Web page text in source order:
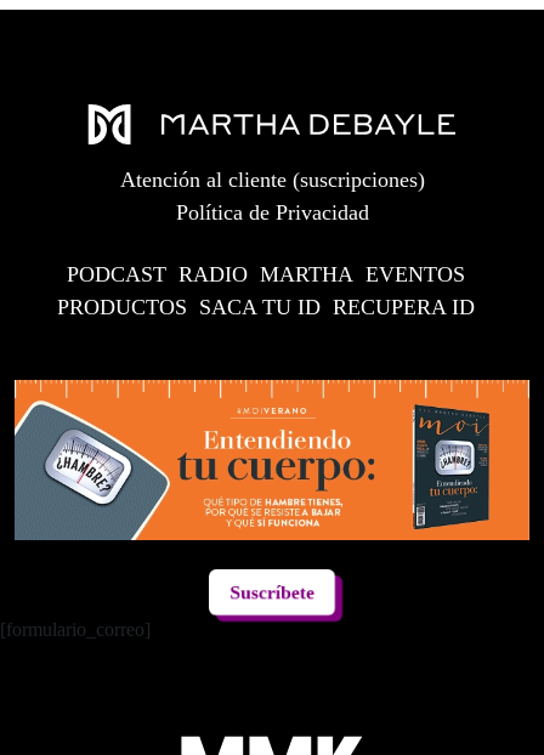
Atención al cliente (suscripciones)
Política de Privacidad
PODCAST RADIO MARTHA EVENTOS
PRODUCTOS SACA TU ID RECUPERA ID
Suscríbete
[formulario_correo]